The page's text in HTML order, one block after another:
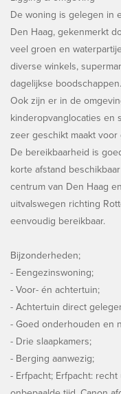
De woning is gelegen in
Den Haag, gekenmerkt
veel groen en
diverse winkels,
dagelijkse boodschappen.
Ook zijn er in de
kinderopvanglocaties en
zeer geschikt maakt voor
De bereikbaarheid is
korte afstand
centrum van Den Haag
uitvalswegen richting
eenvoudig bereikbaar.
Bijzonderheden;
- Eengezinswoning;
- Voor- én achtertuin;
- Achtertuin direct
- Goed onderhouden en
- Drie slaapkamers;
- Berging aanwezig;
- Erfpacht; Erfpacht: